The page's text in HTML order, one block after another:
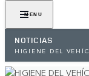
MENU
NOTICIAS
HIGIENE DEL